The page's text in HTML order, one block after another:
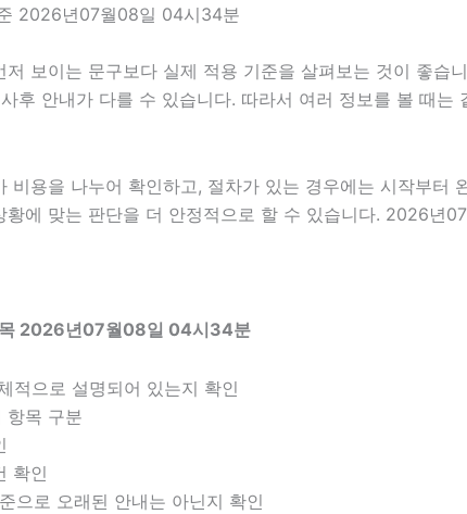
2026년07월08일 04시34분
보이는 문구보다 실제 적용 기준을 살펴보는 것이 좋
후 안내가 다를 수 있습니다. 따라서 여러 정보를 볼 때
비용을 나누어 확인하고, 절차가 있는 경우에는 시작부
황에 맞는 판단을 더 안정적으로 할 수 있습니다. 2026년
목 2026년07월08일 04시34분
적으로 설명되어 있는지 확인
항목 구분
확인
으로 오래된 안내는 아닌지 확인